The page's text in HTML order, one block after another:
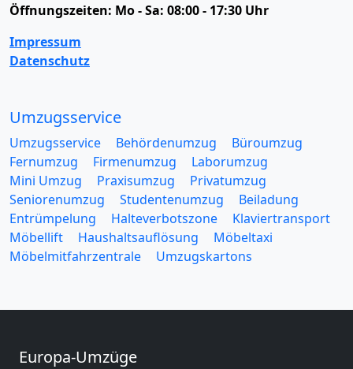
Öffnungszeiten: Mo - Sa: 08:00 - 17:30 Uhr
Impressum
Datenschutz
Umzugsservice
Umzugsservice Behördenumzug
Büroumzug
Fernumzug
Firmenumzug
Laborumzug
Mini Umzug
Praxisumzug
Privatumzug
Seniorenumzug
Studentenumzug
Beiladung
Entrümpelung
Halteverbotszone
Klaviertransport
Möbellift
Haushaltsauflösung
Möbeltaxi
Möbelmitfahrzentrale
Umzugskartons
Europa-Umzüge